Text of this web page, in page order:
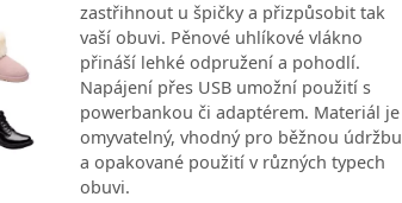
zastřihnout u špičky a přizpůsobit tak
vaší obuvi. Pěnové uhlíkové vlákno
přináší lehké odpružení a pohodlí.
Napájení přes USB umožní použití s
powerbankou či adaptérem. Materiál je
omyvatelný, vhodný pro běžnou údržbu
a opakované použití v různých typech
obuvi.